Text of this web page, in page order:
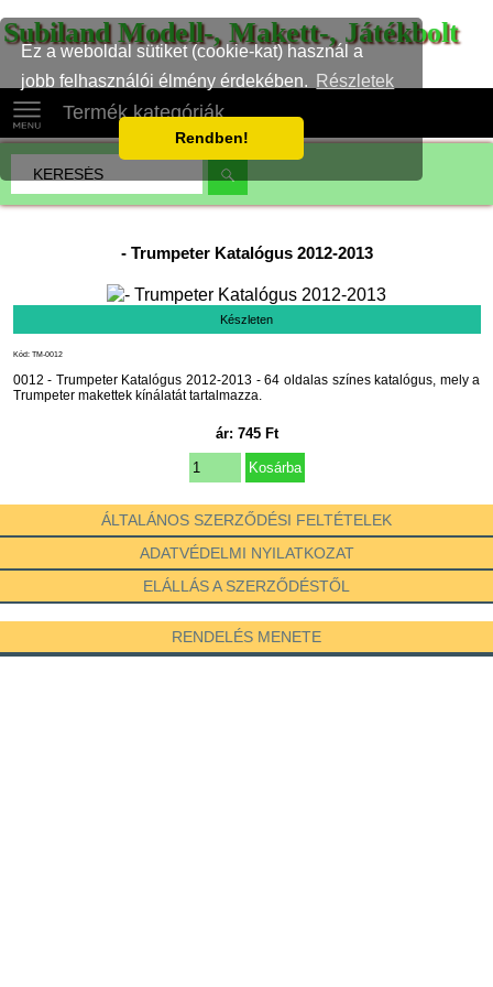
Ez a weboldal sütiket (cookie-kat) használ a
jobb felhasználói élmény érdekében.
Részletek
Rendben!
Subiland Modell-, Makett-, Játékbolt
Termék kategóriák
- Trumpeter Katalógus 2012-2013
Készleten
Kód: TM-0012
0012 - Trumpeter Katalógus 2012-2013 - 64 oldalas színes katalógus, mely a
Trumpeter makettek kínálatát tartalmazza.
ár: 745Ft
ÁLTALÁNOS SZERZŐDÉSI FELTÉTELEK
ADATVÉDELMI NYILATKOZAT
ELÁLLÁS A SZERZŐDÉSTŐL
RENDELÉS MENETE